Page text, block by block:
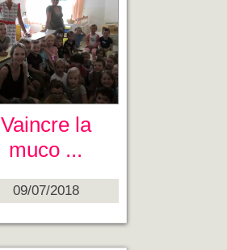
Vaincre la
muco ...
09/07/2018